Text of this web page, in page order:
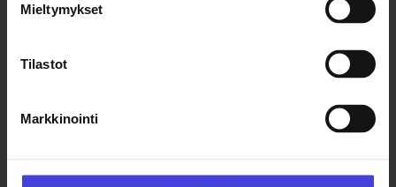
Mieltymykset
Tilastot
Markkinointi
Tapahtumat
Tilaa uutiskirje
Kulttuuriohjelma